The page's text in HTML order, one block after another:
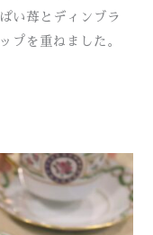
い苺とディンブラ
プを重ねました。